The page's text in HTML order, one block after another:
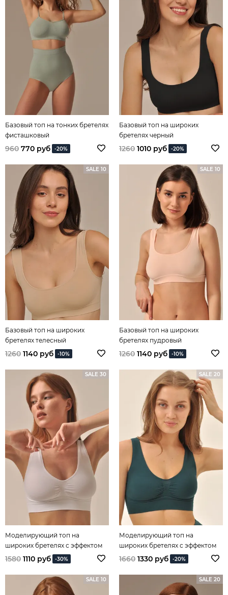
Базовый топ на тонких бретелях
фисташковый
960 770 руб -20%
Базовый топ на широких
бретелях черный
1260 1010 руб -20%
SALE 10
Базовый топ на широких
бретелях телесный
1260 1140 руб -10%
SALE 10
Базовый топ на широких
бретелях пудровый
1260 1140 руб -10%
SALE 30
Моделирующий топ на
широких бретелях с эффектом
"пуш ап" белый
1580 1110 руб -30%
SALE 20
Моделирующий топ на
широких бретелях с эффектом
"пуш ап" изумрудный
1660 1330 руб -20%
SALE 10 SALE 20